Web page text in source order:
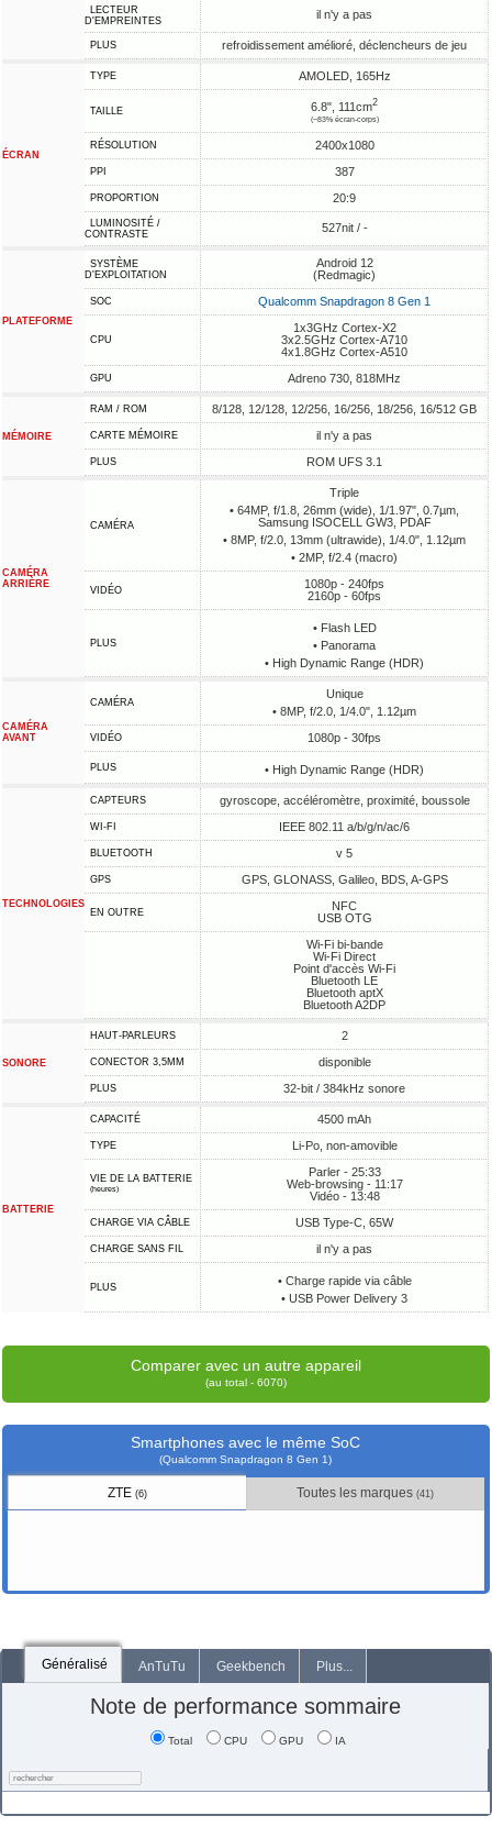
LECTEUR
D'EMPREINTES
il n'y a pas
PLUS refroidissement amélioré, déclencheurs de jeu
ÉCRAN
TYPE AMOLED, 165Hz
TAILLE 6.8", 111cm2
(~83% écran-corps)
RÉSOLUTION 2400x1080
PPI 387
PROPORTION 20:9
LUMINOSITÉ /
CONTRASTE
527nit / -
PLATEFORME
SYSTÈME
D'EXPLOITATION
Android 12
(Redmagic)
SOC Qualcomm Snapdragon 8 Gen 1
CPU
1x3GHz Cortex-X2
3x2.5GHz Cortex-A710
4x1.8GHz Cortex-A510
GPU Adreno 730, 818MHz
MÉMOIRE
RAM / ROM 8/128, 12/128, 12/256, 16/256, 18/256, 16/512 GB
CARTE MÉMOIRE il n'y a pas
PLUS ROM UFS 3.1
CAMÉRA
ARRIÈRE
CAMÉRA
Triple
• 64MP, f/1.8, 26mm (wide), 1/1.97", 0.7µm,
Samsung ISOCELL GW3, PDAF
• 8MP, f/2.0, 13mm (ultrawide), 1/4.0", 1.12µm
• 2MP, f/2.4 (macro)
VIDÉO
1080p - 240fps
2160p - 60fps
PLUS
• Flash LED
• Panorama
• High Dynamic Range (HDR)
CAMÉRA
AVANT
CAMÉRA
Unique
• 8MP, f/2.0, 1/4.0", 1.12µm
VIDÉO 1080p - 30fps
PLUS • High Dynamic Range (HDR)
TECHNOLOGIES
CAPTEURS gyroscope, accéléromètre, proximité, boussole
WI-FI IEEE 802.11 a/b/g/n/ac/6
BLUETOOTH v 5
GPS GPS, GLONASS, Galileo, BDS, A-GPS
EN OUTRE
NFC
USB OTG
Wi-Fi bi-bande
Wi-Fi Direct
Point d'accès Wi-Fi
Bluetooth LE
Bluetooth aptX
Bluetooth A2DP
SONORE
HAUT-PARLEURS 2
CONECTOR 3,5MM disponible
PLUS 32-bit / 384kHz sonore
BATTERIE
CAPACITÉ 4500 mAh
TYPE Li-Po, non-amovible
VIE DE LA BATTERIE
(heures)
Parler - 25:33
Web-browsing - 11:17
Vidéo - 13:48
CHARGE VIA CÂBLE USB Type-C, 65W
CHARGE SANS FIL il n'y a pas
PLUS
• Charge rapide via câble
• USB Power Delivery 3
Comparer avec un autre appareil
(au total - 6070)
Smartphones avec le même SoC
(Qualcomm Snapdragon 8 Gen 1)
ZTE (6) Toutes les marques(41)
Généralisé AnTuTu Geekbench Plus...
Note de performance sommaire
Total CPU GPU IA